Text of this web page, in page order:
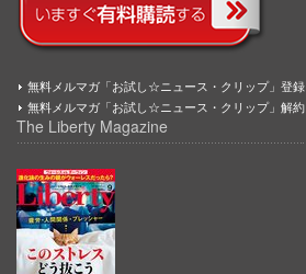
無料メルマガ「お試し☆ニュース・クリップ」登録
無料メルマガ「お試し☆ニュース・クリップ」解約
The Liberty Magazine